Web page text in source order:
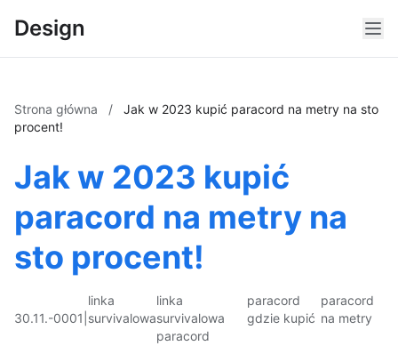
Design
Strona główna /
Jak w 2023 kupić paracord na metry na sto
procent!
Jak w 2023 kupić
paracord na metry na
sto procent!
30.11.-0001
linka
survivalowa
linka
survivalowa
paracord
paracord
gdzie kupić
paracord
na metry